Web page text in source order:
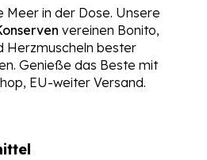
Meer in der Dose. Unsere
vereinen Bonito,
Herzmuscheln bester
Genieße das Beste mit
EU-weiter Versand.